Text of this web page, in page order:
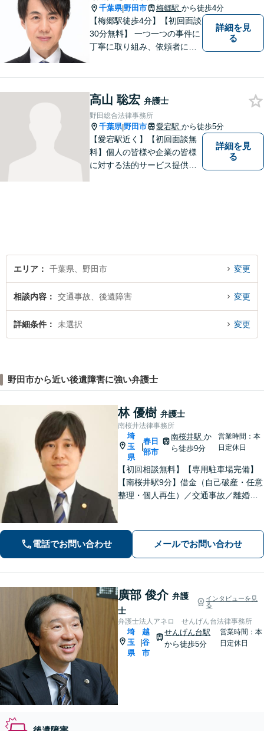
千葉県|野田市 梅郷駅 から徒歩4分
【梅郷駅徒歩4分】【初回面談
30分無料】 一つ一つの事件に
丁寧に取り組み、依頼者にと
す。
詳細を見
る
高山 聡宏 弁護士
野田総合法律事務所
千葉県|野田市 愛宕駅 から徒歩5分
【愛宕駅近く】【初回面談無
料】個人の皆様や企業の皆様
に対する法的サービス提供に
詳細を見
る
エリア 千葉県、野田市 変更
相談内容 交通事故、後遺障害 変更
詳細条件 未選択 変更
野田市から近い後遺障害に強い弁護士
林 優樹 弁護士
南桜井法律事務所
埼
玉
県
春日
部市
南桜井駅か
ら徒歩9分
営業時間：本
日定休日
【初回相談無料】【専用駐車場完備】
【南桜井駅9分】借金（自己破産・任意
整理・個人再生）／交通事故／離婚／
やすい環境作りに取り組んでいます。
お気軽にご相談ください【夜間・休日
面談可】
電話でお問い合わせ メールでお問い合わせ
廣部 俊介 弁護
士
インタビューを見
る
弁護士法人アネロ せんげん台法律事務所
埼
玉
県
|
越
谷
市
せんげん台駅
から徒歩5分
営業時間：本
日定休日